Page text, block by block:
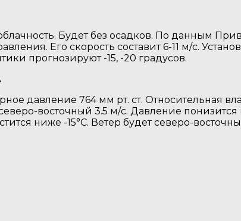
Будет без осадков. По данным
Его скорость составит 6-11 м/с.
прогнозируют -15, -20 градусов.
давление 764 мм рт. ст. Относительная
восточный 3.5 м/с. Давление
ниже -15°C. Ветер будет северо-